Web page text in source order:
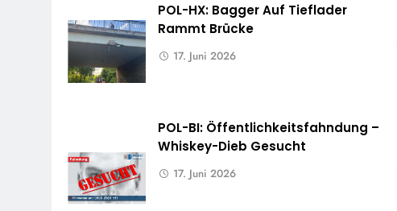
POL-HX: Bagger Auf Tieflader
Rammt Brücke
17. Juni 2026
POL-BI: Öffentlichkeitsfahndung –
Whiskey-Dieb Gesucht
17. Juni 2026